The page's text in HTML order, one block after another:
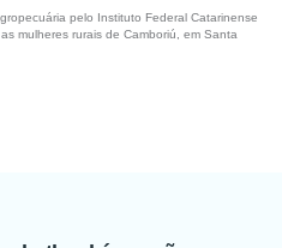
pelo Instituto Federal Catarinense
mulheres rurais de Camboriú, em Santa